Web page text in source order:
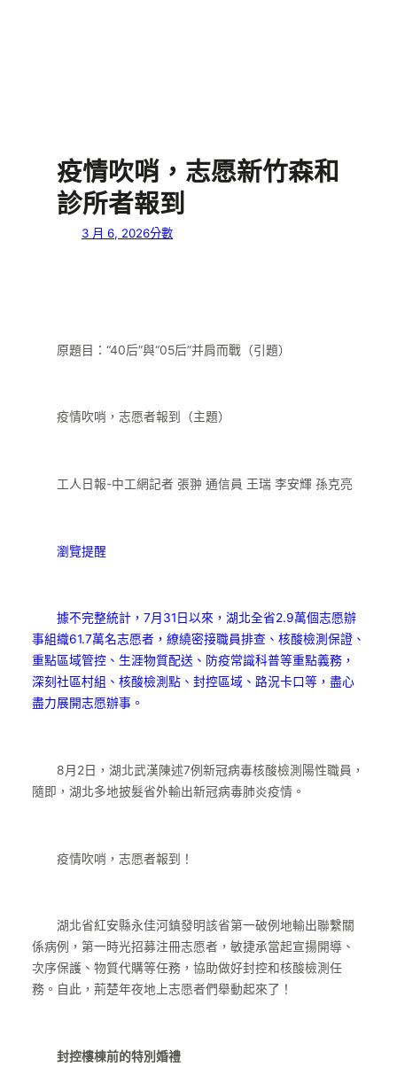
疫情吹哨，志愿新竹森和
診所者報到
3 月 6, 2026分數
原題目：“40后”與“05后”并肩而戰（引題）
疫情吹哨，志愿者報到（主題）
工人日報-中工網記者 張翀 通信員 王瑞 李安輝 孫克亮
瀏覽提醒
據不完整統計，7月31日以來，湖北全省2.9萬個志愿辦
事組織61.7萬名志愿者，繚繞密接職員排查、核酸檢測保證、
重點區域管控、生涯物質配送、防疫常識科普等重點義務，
深刻社區村組、核酸檢測點、封控區域、路況卡口等，盡心
盡力展開志愿辦事。
8月2日，湖北武漢陳述7例新冠病毒核酸檢測陽性職員，
隨即，湖北多地披髮省外輸出新冠病毒肺炎疫情。
疫情吹哨，志愿者報到！
湖北省紅安縣永佳河鎮發明該省第一破例地輸出聯繫關
係病例，第一時光招募注冊志愿者，敏捷承當起宣揚開導、
次序保護、物質代購等任務，協助做好封控和核酸檢測任
務。自此，荊楚年夜地上志愿者們舉動起來了！
封控樓棟前的特別婚禮